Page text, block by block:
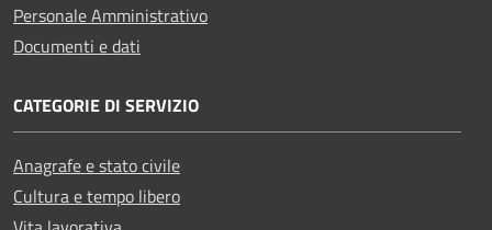
Personale Amministrativo
Documenti e dati
CATEGORIE DI SERVIZIO
Anagrafe e stato civile
Cultura e tempo libero